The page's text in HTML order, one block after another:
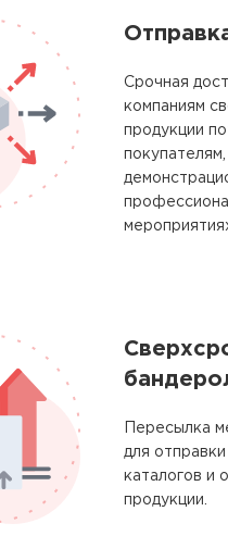
Срочная
компаниям
продукции
Пересылка
для
каталогов и
продукции.